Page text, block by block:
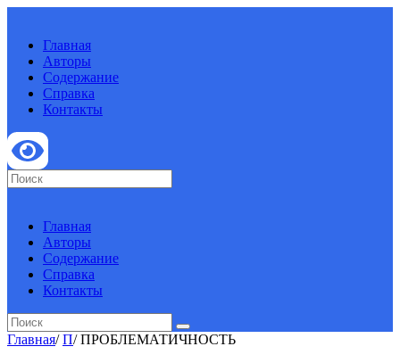
Главная
Авторы
Содержание
Справка
Контакты
Главная
Авторы
Содержание
Справка
Контакты
Главная/ П/ ПРОБЛЕМАТИЧНОСТЬ